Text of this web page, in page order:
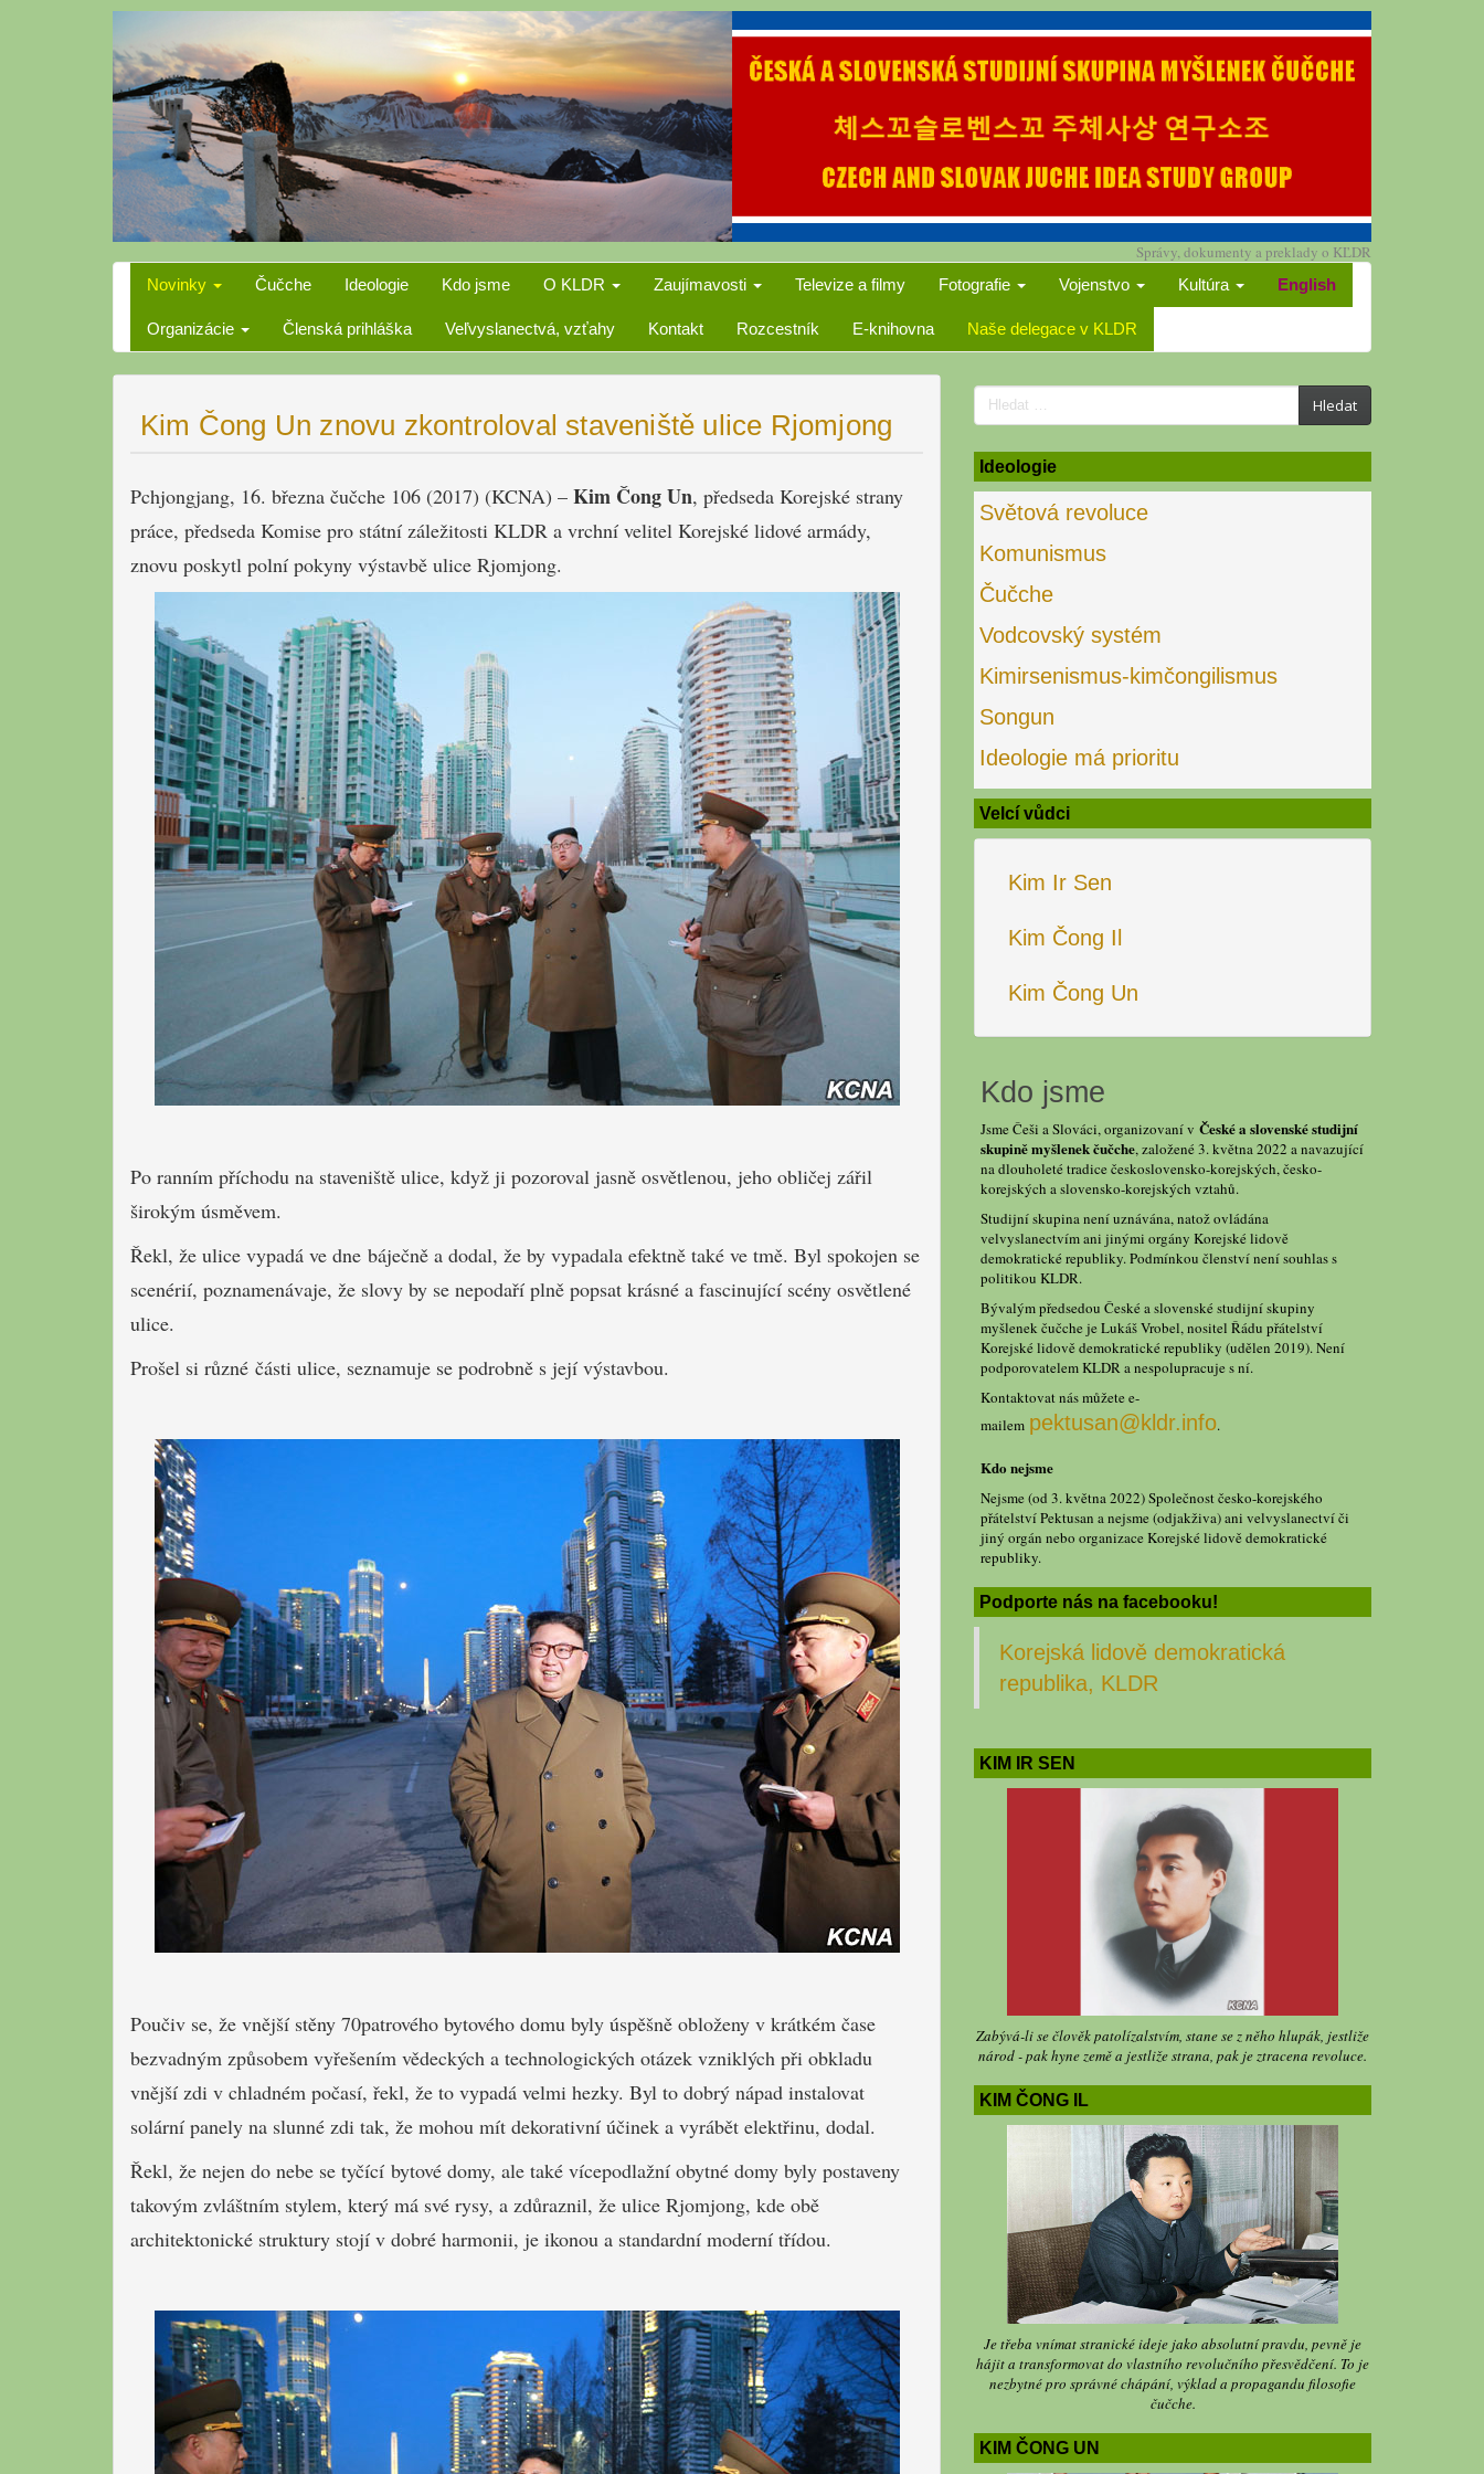
Správy, dokumenty a preklady o KĽDR
Novinky Čučche Ideologie Kdo jsme O KLDR Zaujímavosti Televize a filmy Fotografie Vojenstvo Kultúra English
Organizácie Členská prihláška Veľvyslanectvá, vzťahy Kontakt Rozcestník E-knihovna Naše delegace v KLDR
Kim Čong Un znovu zkontroloval staveniště ulice Rjomjong
Pchjongjang, 16. března čučche 106 (2017) (KCNA) – Kim Čong Un, předseda Korejské strany
práce, předseda Komise pro státní záležitosti KLDR a vrchní velitel Korejské lidové armády,
znovu poskytl polní pokyny výstavbě ulice Rjomjong.
Po ranním příchodu na staveniště ulice, když ji pozoroval jasně osvětlenou, jeho obličej zářil
širokým úsměvem.
Řekl, že ulice vypadá ve dne báječně a dodal, že by vypadala efektně také ve tmě. Byl spokojen se
scenérií, poznamenávaje, že slovy by se nepodaří plně popsat krásné a fascinující scény osvětlené
ulice.
Prošel si různé části ulice, seznamuje se podrobně s její výstavbou.
Poučiv se, že vnější stěny 70patrového bytového domu byly úspěšně obloženy v krátkém čase
bezvadným způsobem vyřešením vědeckých a technologických otázek vzniklých při obkladu
vnější zdi v chladném počasí, řekl, že to vypadá velmi hezky. Byl to dobrý nápad instalovat
solární panely na slunné zdi tak, že mohou mít dekorativní účinek a vyrábět elektřinu, dodal.
Řekl, že nejen do nebe se tyčící bytové domy, ale také vícepodlažní obytné domy byly postaveny
takovým zvláštním stylem, který má své rysy, a zdůraznil, že ulice Rjomjong, kde obě
architektonické struktury stojí v dobré harmonii, je ikonou a standardní moderní třídou.
Search
for:
Hledat
Ideologie
Světová revoluce
Komunismus
Čučche
Vodcovský systém
Kimirsenismus-kimčongilismus
Songun
Ideologie má prioritu
Velcí vůdci
Kim Ir Sen
Kim Čong Il
Kim Čong Un
Kdo jsme
Jsme Češi a Slováci, organizovaní v České a slovenské studijní
skupině myšlenek čučche, založené 3. května 2022 a navazující
na dlouholeté tradice československo-korejských, česko-
korejských a slovensko-korejských vztahů.
Studijní skupina není uznávána, natož ovládána
velvyslanectvím ani jinými orgány Korejské lidově
demokratické republiky. Podmínkou členství není souhlas s
politikou KLDR.
Bývalým předsedou České a slovenské studijní skupiny
myšlenek čučche je Lukáš Vrobel, nositel Řádu přátelství
Korejské lidově demokratické republiky (udělen 2019). Není
podporovatelem KLDR a nespolupracuje s ní.
Kontaktovat nás můžete e-
mailem pektusan@kldr.info.
Kdo nejsme
Nejsme (od 3. května 2022) Společnost česko-korejského
přátelství Pektusan a nejsme (odjakživa) ani velvyslanectví či
jiný orgán nebo organizace Korejské lidově demokratické
republiky.
Podporte nás na facebooku!
Korejská lidově demokratická
republika, KLDR
KIM IR SEN
Zabývá-li se člověk patolízalstvím, stane se z něho hlupák, jestliže
národ - pak hyne země a jestliže strana, pak je ztracena revoluce.
KIM ČONG IL
Je třeba vnímat stranické ideje jako absolutní pravdu, pevně je
hájit a transformovat do vlastního revolučního přesvědčení. To je
nezbytné pro správné chápání, výklad a propagandu filosofie
čučche.
KIM ČONG UN